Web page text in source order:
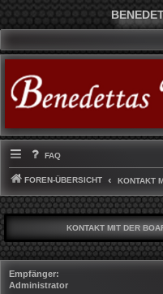
FAQ
FOREN-ÜBERSICHT KONTAKT
KONTAKT MIT DER
Empfänger:
Administrator